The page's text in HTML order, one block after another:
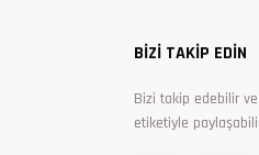
BİZİ TAKİP EDİN
Bizi takip edebilir ve
etiketiyle